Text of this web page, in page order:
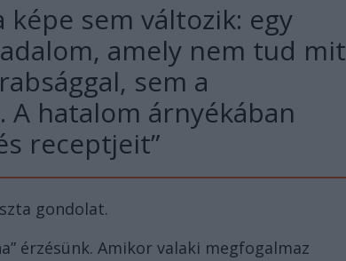
képe sem változik: egy
amely nem tud mit
sem a
A hatalom árnyékában
receptjeit”
gondolat.
érzésünk. Amikor valaki megfogalmaz